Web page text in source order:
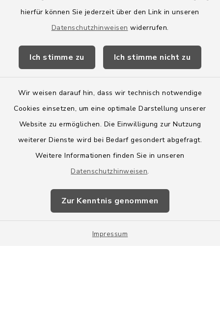
hierfür können Sie jederzeit über den Link in unseren
Datenschutzhinweisen widerrufen.
Ich stimme zu Ich stimme nicht zu
Wir weisen darauf hin, dass wir technisch notwendige
Cookies einsetzen, um eine optimale Darstellung unserer
Website zu ermöglichen. Die Einwilligung zur Nutzung
weiterer Dienste wird bei Bedarf gesondert abgefragt.
Weitere Informationen finden Sie in unseren
Datenschutzhinweisen.
Zur Kenntnis genommen
Impressum
Amtsbroschüre
Wege-Zweckverband
Barrierefreiheit
Impressum
Sitemap